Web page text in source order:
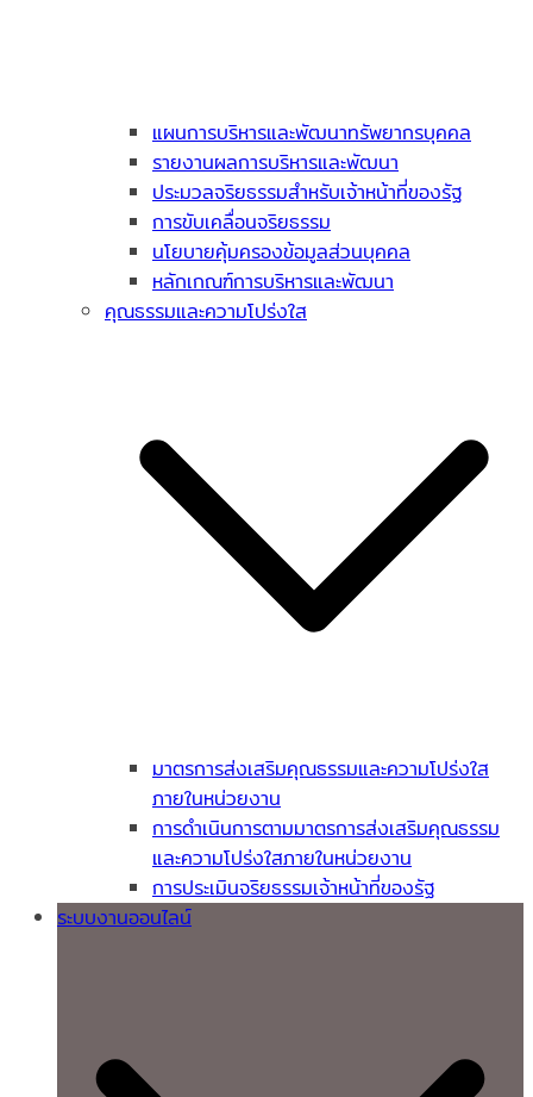
แผนการบริหารและพัฒนาทรัพยากรบุคคล
รายงานผลการบริหารและพัฒนา
ประมวลจริยธรรมสำหรับเจ้าหน้าที่ของรัฐ
การขับเคลื่อนจริยธรรม
นโยบายคุ้มครองข้อมูลส่วนบุคคล
หลักเกณฑ์การบริหารและพัฒนา
คุณธรรมและความโปร่งใส
มาตรการส่งเสริมคุณธรรมและความโปร่งใส
ภายในหน่วยงาน
การดำเนินการตามมาตรการส่งเสริมคุณธรรม
และความโปร่งใสภายในหน่วยงาน
การประเมินจริยธรรมเจ้าหน้าที่ของรัฐ
ระบบงานออนไลน์